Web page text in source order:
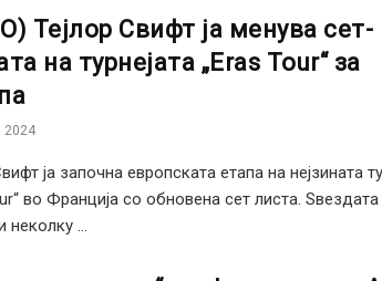
Тејлор Свифт ја менува сет-
на турнејата „Eras Tour“ за
2024
ја започна европската етапа на нејзината
во Франција со обновена сет листа. Ѕвездата
неколку ...